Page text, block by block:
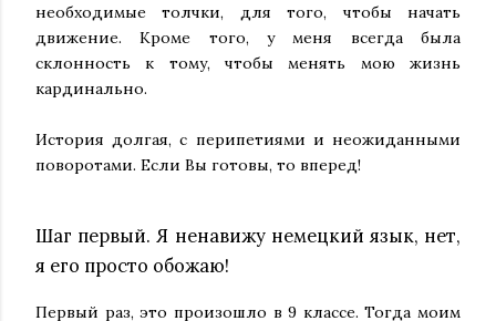
необходимые толчки, для того, чтобы начать
движение. Кроме того, у меня всегда была
склонность к тому, чтобы менять мою жизнь
кардинально.
История долгая, с перипетиями и неожиданными
поворотами. Если Вы готовы, то вперед!
Шаг первый. Я ненавижу немецкий язык, нет,
я его просто обожаю!
Первый раз, это произошло в 9 классе. Тогда моим